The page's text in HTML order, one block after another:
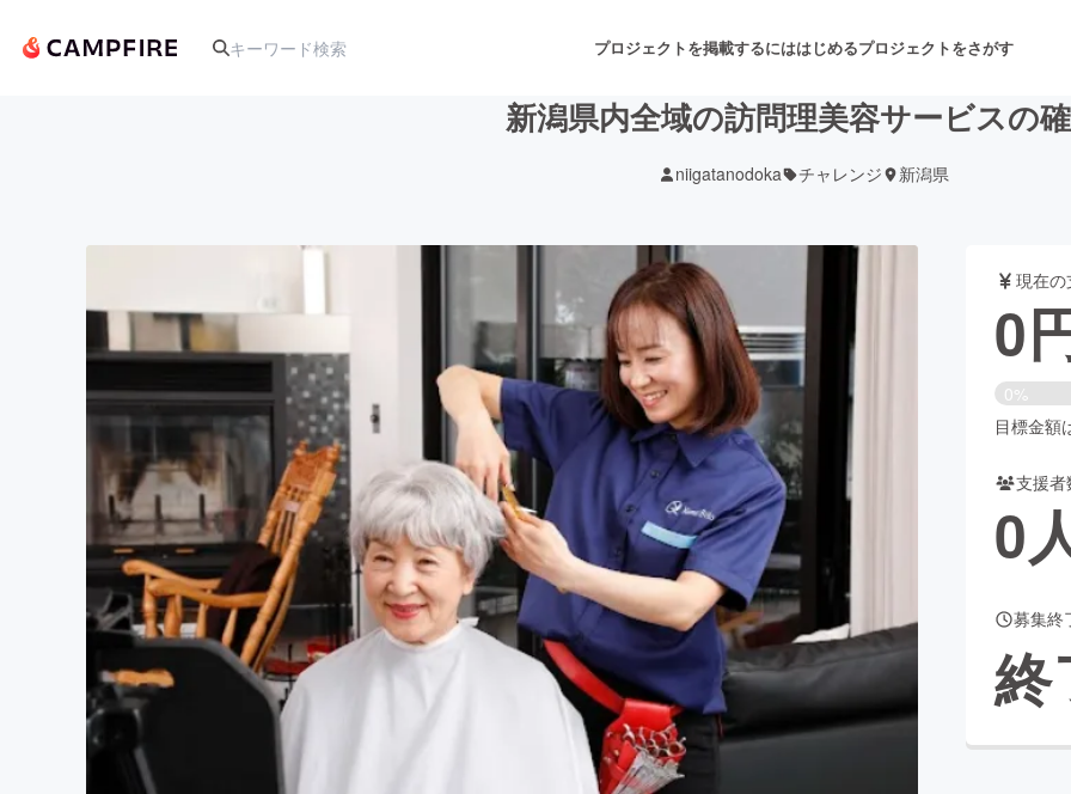
プロジェクトを掲載するにははじめるプロジェクトをさがす
音楽 舞台・パフォーマンス
テクノロジー・ガジェット ゲーム・サービス開発
映像・映画 書籍・雑誌出版
ビジネス・起業 チャレンジ ビューティー・ヘルスケ
まちづくり・地域活性化
CAMPFIRE for Social GoodCAMPFIRE Creation
CAMPFIREふるさと納税machi-ya コミュニティ
新潟県内全域の訪問理美容サービスの
niigatanodoka チャレンジ 新潟県
現在
0
0%
目標金額
支援者
0
募集終
終